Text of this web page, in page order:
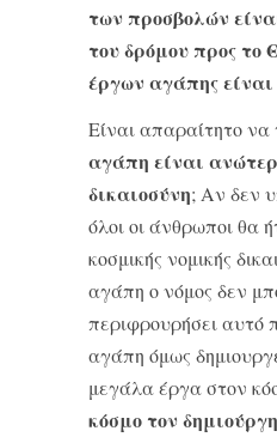
των προσβολών
του δρόμου προς το
έργων αγάπης είναι
Είναι απαραίτητο
αγάπη είναι
δικαιοσύνη; Αν δεν
όλοι οι άνθρωποι θα
κοσμικής νομικής
αγάπη ο νόμος δεν
περιφρουρήσει αυτό
αγάπη όμως
μεγάλα έργα στον
κόσμο τον